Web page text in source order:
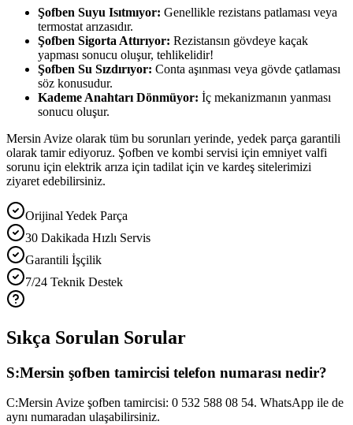
Şofben Suyu Isıtmıyor: Genellikle rezistans patlaması veya
termostat arızasıdır.
Şofben Sigorta Attırıyor: Rezistansın gövdeye kaçak
yapması sonucu oluşur, tehlikelidir!
Şofben Su Sızdırıyor: Conta aşınması veya gövde çatlaması
söz konusudur.
Kademe Anahtarı Dönmüyor: İç mekanizmanın yanması
sonucu oluşur.
Mersin Avize olarak tüm bu sorunları yerinde, yedek parça garantili
olarak tamir ediyoruz. Şofben ve kombi servisi için emniyet valfi
sorunu için elektrik arıza için tadilat için ve kardeş sitelerimizi
ziyaret edebilirsiniz.
Orijinal Yedek Parça
30 Dakikada Hızlı Servis
Garantili İşçilik
7/24 Teknik Destek
Sıkça Sorulan Sorular
S:Mersin şofben tamircisi telefon numarası nedir?
C:Mersin Avize şofben tamircisi: 0 532 588 08 54. WhatsApp ile de
aynı numaradan ulaşabilirsiniz.